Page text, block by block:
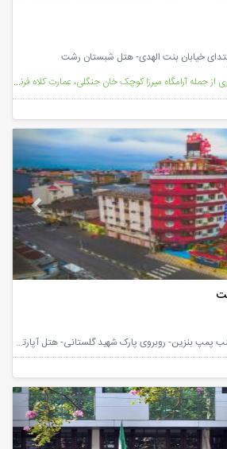
خیابان بنت الهدی- هتل شبستان رشت
دسترسی آسان به مراکز گردشگری از جمله آرامگاه میرزا کوچک خان جنگلی، عمارت کلاه فرنگی
رشت- روبروی صدا وسیما- جنب پمپ بنزین- روبروی پارک شهید گلستانی- هتل آپارتمان صبوری